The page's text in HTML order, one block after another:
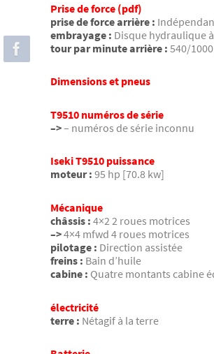
Prise de force (pdf)
prise de force arrière :
embrayage : Disque hydraulique
tour par minute arrière : 540/
Dimensions et pneus
T9510 numéros de série
–>– numéros de série inconnu
Iseki T9510 puissance
moteur : 95 hp [70.8 kw]
Mécanique
châssis : 4×2 2 roues motrices
–>4×4 mfwd 4 roues motrices
pilotage : Direction assistée
freins : Bain d’huile
cabine : Quatre montants cabine
électricité
terre : Nétagif à la terre